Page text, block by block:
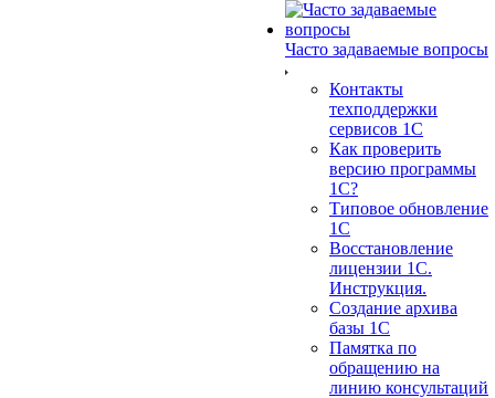
Часто задаваемые вопросы
Контакты
техподдержки
сервисов 1С
Как проверить
версию программы
1С?
Типовое обновление
1С
Восстановление
лицензии 1С.
Инструкция.
Создание архива
базы 1С
Памятка по
обращению на
линию консультаций